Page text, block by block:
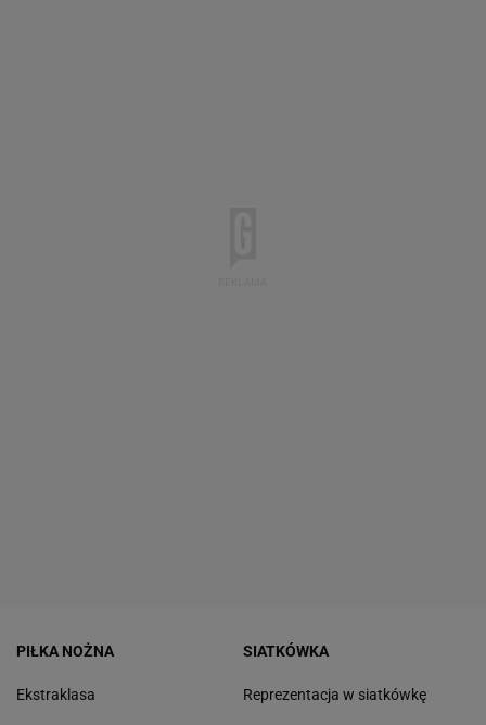
PIŁKA NOŻNA
Ekstraklasa
SIATKÓWKA
Reprezentacja w siatkówkę